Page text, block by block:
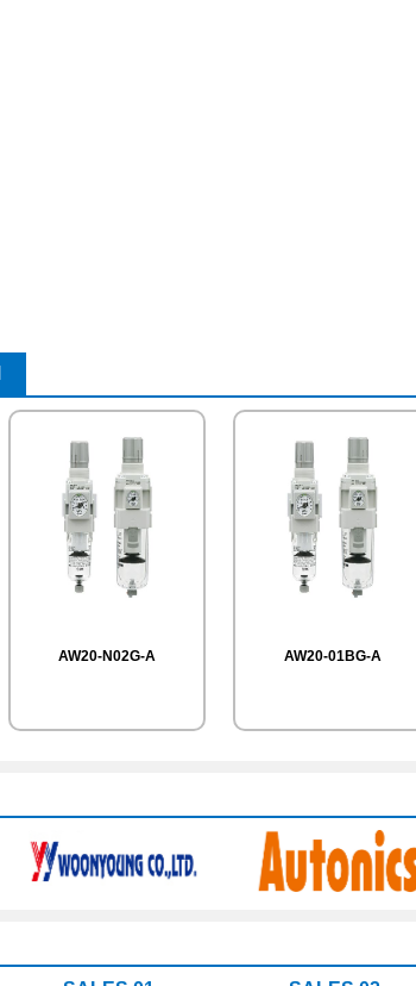
AW20-N02G-A AW20-01BG-A